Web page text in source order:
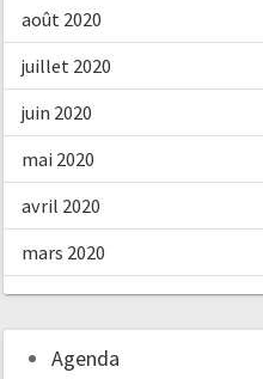
août 2020
juillet 2020
juin 2020
mai 2020
avril 2020
mars 2020
Agenda